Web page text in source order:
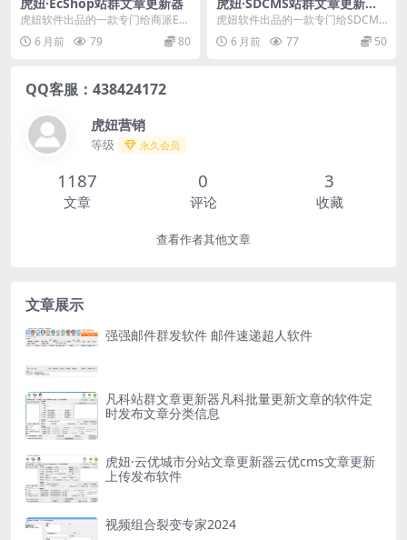
虎妞软件出品的一款专门给商派EcS
hop（4.0.8测试通过）站群批量更
新文章的...
6 月前 79 80
v2.0.5.0
虎妞软件出品的一款专门给SDCMS
（门户版2.0、2.2、2.3、3.0、3.
1... 6 月前 77 50
QQ客服：438424172
虎妞营销
等级 永久会员
1187
文章
0
评论
3
收藏
查看作者其他文章
文章展示
强强邮件群发软件 邮件速递超人软件
凡科站群文章更新器凡科批量更新文章的软件定
时发布文章分类信息
虎妞·云优城市分站文章更新器云优cms文章更新
上传发布软件
视频组合裂变专家2024